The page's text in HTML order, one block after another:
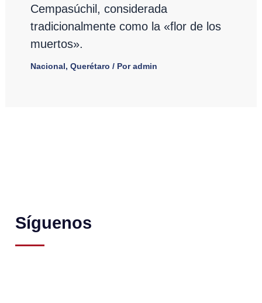
Cempasúchil, considerada
tradicionalmente como la «flor de los
muertos».
Nacional, Querétaro / Poradmin
Síguenos